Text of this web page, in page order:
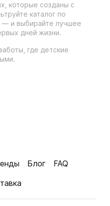
которые созданы с
каталог по
— и выбирайте лучшее
дней жизни.
где детские
Блог
FAQ